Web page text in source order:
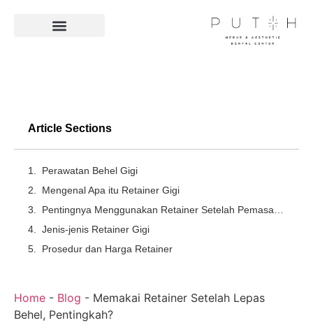
Article Sections
Perawatan Behel Gigi
Mengenal Apa itu Retainer Gigi
Jenis-jenis Retainer Gigi
Prosedur dan Harga Retainer
Home - Blog - Memakai Retainer Setelah Lepas
Behel, Pentingkah?